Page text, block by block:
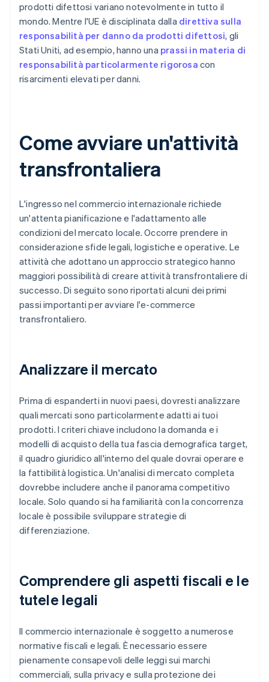
prodotti difettosi variano notevolmente in tutto il
mondo. Mentre l'UE è disciplinata dalla direttiva sulla
responsabilità per danno da prodotti difettosi, gli
Stati Uniti, ad esempio, hanno una prassi in materia di
responsabilità particolarmente rigorosa con
risarcimenti elevati per danni.
Come avviare un'attività
transfrontaliera
L'ingresso nel commercio internazionale richiede
un'attenta pianificazione e l'adattamento alle
condizioni del mercato locale. Occorre prendere in
considerazione sfide legali, logistiche e operative. Le
attività che adottano un approccio strategico hanno
maggiori possibilità di creare attività transfrontaliere di
successo. Di seguito sono riportati alcuni dei primi
passi importanti per avviare l'e-commerce
transfrontaliero.
Analizzare il mercato
Prima di espanderti in nuovi paesi, dovresti analizzare
quali mercati sono particolarmente adatti ai tuoi
prodotti. I criteri chiave includono la domanda e i
modelli di acquisto della tua fascia demografica target,
il quadro giuridico all'interno del quale dovrai operare e
la fattibilità logistica. Un'analisi di mercato completa
dovrebbe includere anche il panorama competitivo
locale. Solo quando si ha familiarità con la concorrenza
locale è possibile sviluppare strategie di
differenziazione.
Comprendere gli aspetti fiscali e le
tutele legali
Il commercio internazionale è soggetto a numerose
normative fiscali e legali. È necessario essere
pienamente consapevoli delle leggi sui marchi
commerciali, sulla privacy e sulla protezione dei